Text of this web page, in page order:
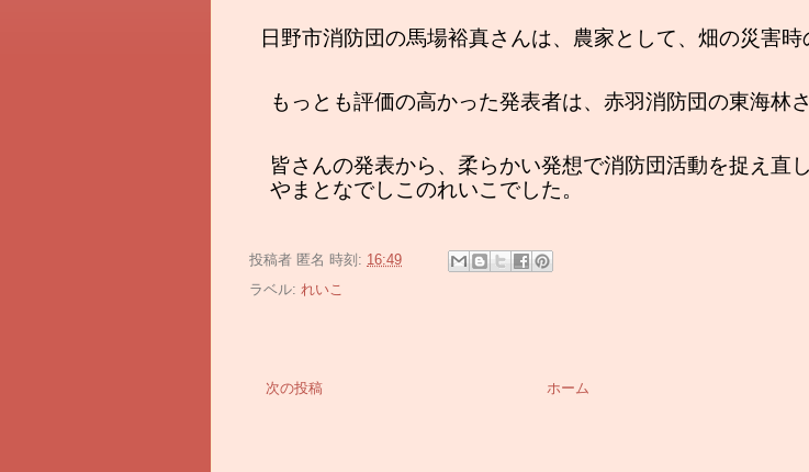
日野市消防団の馬場裕真さんは、農家として、畑の災害
もっとも評価の高かった発表者は、赤羽消防団の東海林
皆さんの発表から、柔らかい発想で消防団活動を捉え直
やまとなでしこのれいこでした。
投稿者 匿名 時刻: 16:49
ラベル: れいこ
次の投稿 ホーム